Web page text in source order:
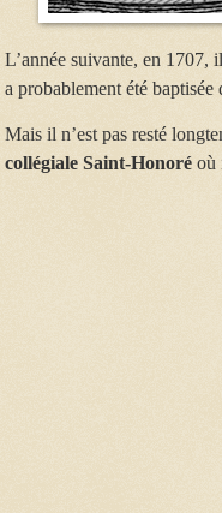
L’année suivante, en 1707,
a probablement été
Mais il n’est pas resté
collégiale Saint-Honoré où